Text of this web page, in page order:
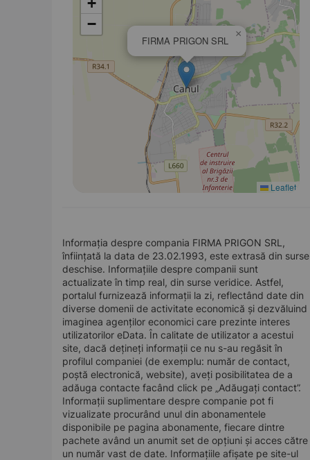
FIRMA PRIGON SRL
×
−
Leaflet
Informația despre compania FIRMA PRIGON SRL,
înființată la data de 23.02.1993, este extrasă din surse
deschise. Informațiile despre companii sunt
actualizate în timp real, din surse veridice. Astfel,
portalul furnizează informații la zi, reflectând date din
diverse domenii de activitate economică și dezvăluind
imaginea agenților economici care prezinte interes
utilizatorilor eData. În calitate de utilizator a acestui
site, dacă dețineți informații ce nu s-au regăsit în
profilul companiei (de exemplu: număr de contact,
poștă electronică, website), aveți posibilitatea de a
adăuga contacte facând click pe „Adăugați contact”.
Informații suplimentare despre companie pot fi
vizualizate procurând unul din abonamentele
disponibile pe pagina abonamente, fiecare dintre
pachete având un anumit set de opțiuni și acces către
un număr vast de date. Informațiile afișate pe site-ul